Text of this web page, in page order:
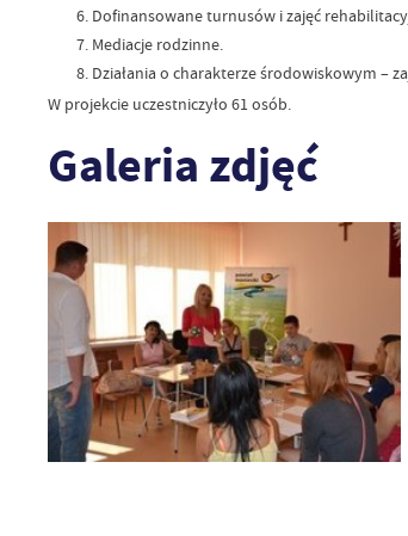
Dofinansowane turnusów i zajęć
Mediacje rodzinne.
Działania o charakterze środowiskowym –
W projekcie uczestniczyło 61 osób.
Galeria zdjęć